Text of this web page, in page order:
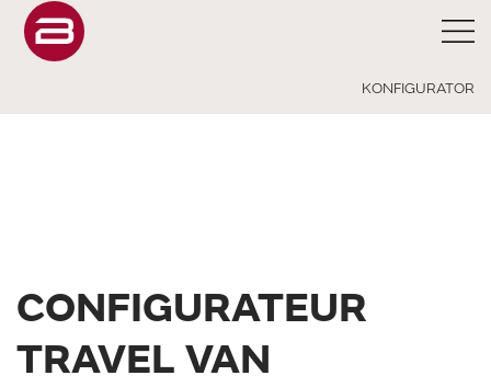
KONFIGURATOR
CONFIGURATEUR
TRAVEL VAN